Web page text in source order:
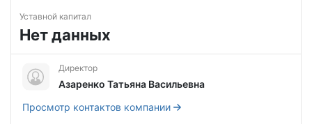
Уставной капитал
Нет данных
Директор
Азаренко Татьяна Васильевна
Просмотр контактов компании